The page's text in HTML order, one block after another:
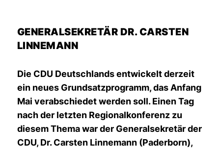
GENERALSEKRETÄR DR. CARSTEN
LINNEMANN
Die CDU Deutschlands entwickelt derzeit
ein neues Grundsatzprogramm, das Anfang
Mai verabschiedet werden soll. Einen Tag
nach der letzten Regionalkonferenz zu
diesem Thema war der Generalsekretär der
CDU, Dr. Carsten Linnemann (Paderborn),